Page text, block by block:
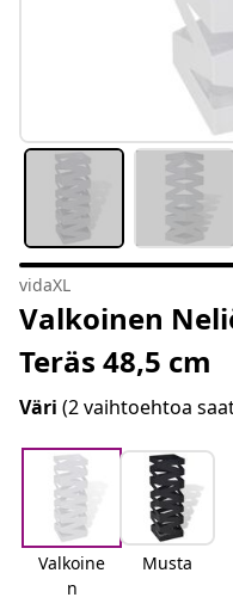
vidaXL
Valkoinen
Teräs 48,5 cm
Väri (2 vaihtoehtoa
Valkoine
n
Musta